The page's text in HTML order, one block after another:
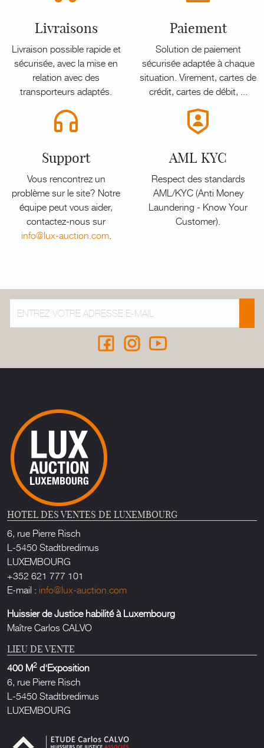
Livraisons
Livraison possible rapide et
sécurisée, avec la mise en
relation avec des
transporteurs adaptés.
Paiement
Solution de paiement
sécurisée adaptée à chaque
situation. Virement, cartes de
crédit, cartes de débit, ...
Support
Vous rencontrez un
problème sur le site? Notre
équipe peut vous aider,
contactez-nous sur
info@lux-auction.com.
AML KYC
Respect des standards
AML/KYC (Anti Money
Laundering - Know Your
Customer).
HOTEL DES VENTES DE LUXEMBOURG
6, rue Pierre Risch
L-5450 Stadtbredimus
LUXEMBOURG
+352 621 777 101
E-mail : info@lux-auction.com
Huissier de Justice habilité à Luxembourg
Maître Carlos CALVO
LIEU DE VENTE
400 M2 d'Exposition
6, rue Pierre Risch
L-5450 Stadtbredimus
LUXEMBOURG